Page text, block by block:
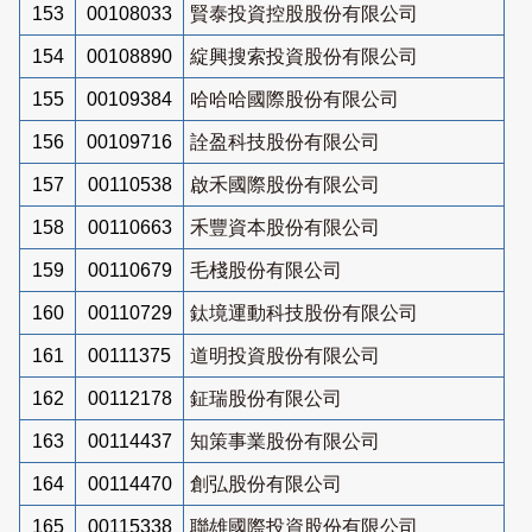
153 00108033 賢泰投資控股股份有限公司
154 00108890 綻興搜索投資股份有限公司
155 00109384 哈哈哈國際股份有限公司
156 00109716 詮盈科技股份有限公司
157 00110538 啟禾國際股份有限公司
158 00110663 禾豐資本股份有限公司
159 00110679 毛棧股份有限公司
160 00110729 鈦境運動科技股份有限公司
161 00111375 道明投資股份有限公司
162 00112178 鉦瑞股份有限公司
163 00114437 知策事業股份有限公司
164 00114470 創弘股份有限公司
165 00115338 聯雄國際投資股份有限公司